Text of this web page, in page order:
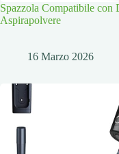
Spazzola Compatibile
Aspirapolvere
16 Marzo 2026